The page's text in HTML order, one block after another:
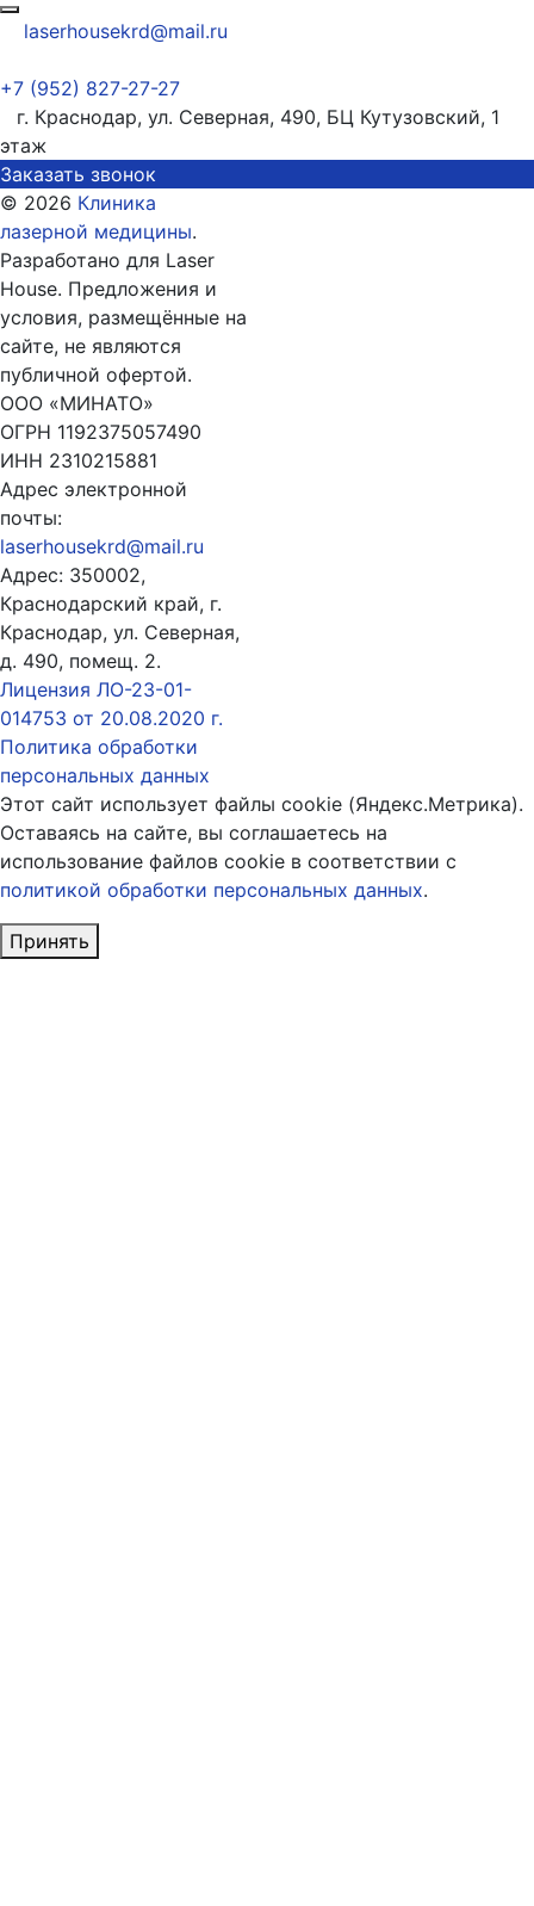
laserhousekrd@mail.ru
+7 (952) 827-27-27
г. Краснодар, ул. Северная, 490, БЦ Кутузовский, 1
этаж
Заказать звонок
© 2026 Клиника
лазерной медицины.
Разработано для Laser
House. Предложения и
условия, размещённые на
сайте, не являются
публичной офертой.
ООО «МИНАТО»
ОГРН 1192375057490
ИНН 2310215881
Адрес электронной
почты:
laserhousekrd@mail.ru
Адрес: 350002,
Краснодарский край, г.
Краснодар, ул. Северная,
д. 490, помещ. 2.
Лицензия ЛО-23-01-
014753 от 20.08.2020 г.
Политика обработки
персональных данных
Этот сайт использует файлы cookie (Яндекс.Метрика).
Оставаясь на сайте, вы соглашаетесь на
использование файлов cookie в соответствии с
политикой обработки персональных данных.
Принять